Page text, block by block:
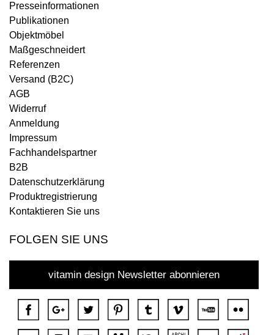
Presseinformationen
Publikationen
Objektmöbel
Maßgeschneidert
Referenzen
Versand (B2C)
AGB
Widerruf
Anmeldung
Impressum
Fachhandelspartner
B2B
Datenschutzerklärung
Produktregistrierung
Kontaktieren Sie uns
FOLGEN SIE UNS
vitamin design Newsletter abonnieren